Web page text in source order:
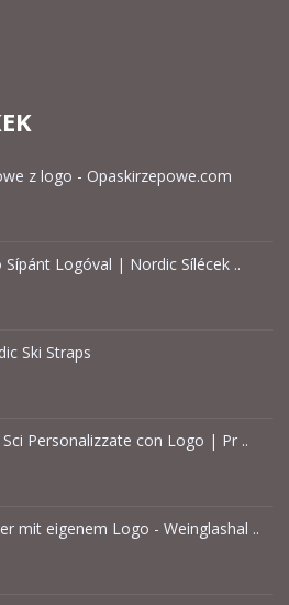
z logo - Opaskirzepowe.com
Sípánt Logóval | Nordic Sílécek ..
Ski Straps
Personalizzate con Logo | Pr ..
mit eigenem Logo - Weinglashal ..